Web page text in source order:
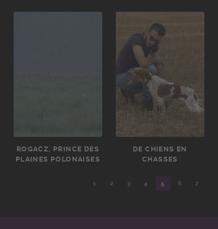
ROGACZ, PRINCE DES
PLAINES POLONAISES
DE CHIENS EN
CHASSES
1 2 3 4 5 6 7